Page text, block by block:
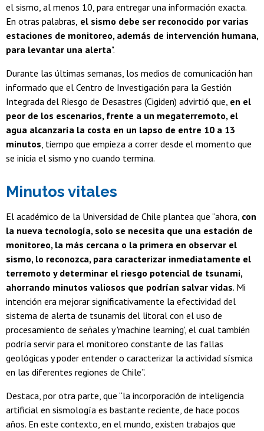
el sismo, al menos 10, para entregar una información exacta.
En otras palabras, el sismo debe ser reconocido por varias
estaciones de monitoreo, además de intervención humana,
para levantar una alerta".
Durante las últimas semanas, los medios de comunicación han
informado que el Centro de Investigación para la Gestión
Integrada del Riesgo de Desastres (Cigiden) advirtió que, en el
peor de los escenarios, frente a un megaterremoto, el
agua alcanzaría la costa en un lapso de entre 10 a 13
minutos , tiempo que empieza a correr desde el momento que
se inicia el sismo y no cuando termina.
Minutos vitales
El académico de la Universidad de Chile plantea que “ahora, con
la nueva tecnología, solo se necesita que una estación de
monitoreo, la más cercana o la primera en observar el
sismo, lo reconozca, para caracterizar inmediatamente el
terremoto y determinar el riesgo potencial de tsunami,
ahorrando minutos valiosos que podrían salvar vidas. Mi
intención era mejorar significativamente la efectividad del
sistema de alerta de tsunamis del litoral con el uso de
procesamiento de señales y 'machine learning', el cual también
podría servir para el monitoreo constante de las fallas
geológicas y poder entender o caracterizar la actividad sísmica
en las diferentes regiones de Chile”.
Destaca, por otra parte, que “la incorporación de inteligencia
artificial en sismología es bastante reciente, de hace pocos
años. En este contexto, en el mundo, existen trabajos que